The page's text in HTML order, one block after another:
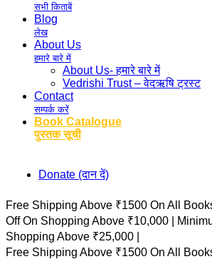
सभी किताबें
Blog
लेख
About Us
हमारे बारे में
About Us- हमारे बारे में
Vedrishi Trust – वेदऋषि ट्रस्ट
Contact
सम्पर्क करें
Book Catalogue
पुस्तक सूची
Donate (दान दें)
Free Shipping Above ₹1500 On All Books
Off On Shopping Above ₹10,000 |
Shopping Above ₹25,000 |
Free Shipping Above ₹1500 On All Books